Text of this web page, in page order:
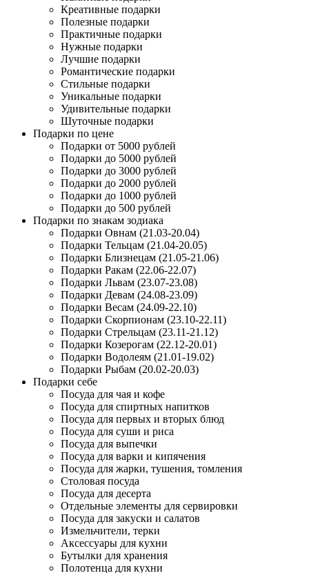
Креативные подарки
Полезные подарки
Практичные подарки
Нужные подарки
Лучшие подарки
Романтические подарки
Стильные подарки
Уникальные подарки
Удивительные подарки
Шуточные подарки
Подарки по цене
Подарки от 5000 рублей
Подарки до 5000 рублей
Подарки до 3000 рублей
Подарки до 2000 рублей
Подарки до 1000 рублей
Подарки до 500 рублей
Подарки по знакам зодиака
Подарки Овнам (21.03-20.04)
Подарки Тельцам (21.04-20.05)
Подарки Близнецам (21.05-21.06)
Подарки Ракам (22.06-22.07)
Подарки Львам (23.07-23.08)
Подарки Девам (24.08-23.09)
Подарки Весам (24.09-22.10)
Подарки Скорпионам (23.10-22.11)
Подарки Стрельцам (23.11-21.12)
Подарки Козерогам (22.12-20.01)
Подарки Водолеям (21.01-19.02)
Подарки Рыбам (20.02-20.03)
Подарки себе
Посуда для чая и кофе
Посуда для спиртных напитков
Посуда для первых и вторых блюд
Посуда для суши и риса
Посуда для выпечки
Посуда для варки и кипячения
Посуда для жарки, тушения, томления
Столовая посуда
Посуда для десерта
Отдельные элементы для сервировки
Посуда для закуски и салатов
Измельчители, терки
Аксессуары для кухни
Бутылки для хранения
Полотенца для кухни